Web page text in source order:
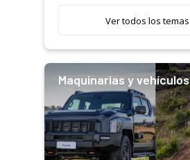
Ver todos los temas
Maquinarias y vehículos